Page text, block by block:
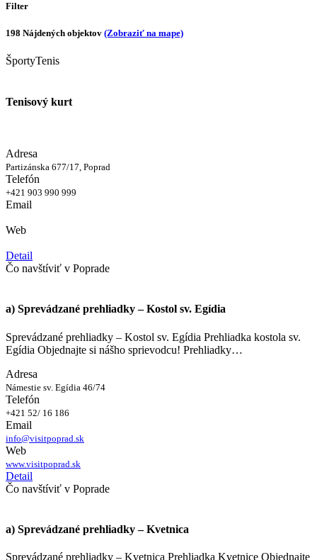
Filter
198 Nájdených objektov (Zobraziť na mape)
ŠportyTenis
Tenisový kurt
Adresa
Partizánska 677/17, Poprad
Telefón
+421 903 990 999
Email
Web
Detail
Čo navštíviť v Poprade
a) Sprevádzané prehliadky – Kostol sv. Egídia
Sprevádzané prehliadky – Kostol sv. Egídia Prehliadka kostola sv.
Egídia Objednajte si nášho sprievodcu! Prehliadky…
Adresa
Námestie sv. Egídia 46/74
Telefón
+421 52/ 16 186
Email
info@visitpoprad.sk
Web
www.visitpoprad.sk
Detail
Čo navštíviť v Poprade
a) Sprevádzané prehliadky – Kvetnica
Sprevádzané prehliadky – Kvetnica Prehliadka Kvetnice Objednajte